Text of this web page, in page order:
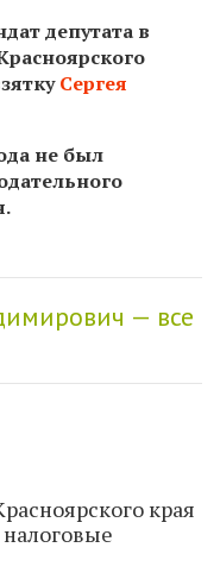
депутата в
Сергея
не был
— все
края